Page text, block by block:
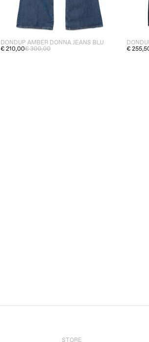
DONDUP AMBER DONNA JEANS BLU
€ 210,00€ 300,00
€
STORE